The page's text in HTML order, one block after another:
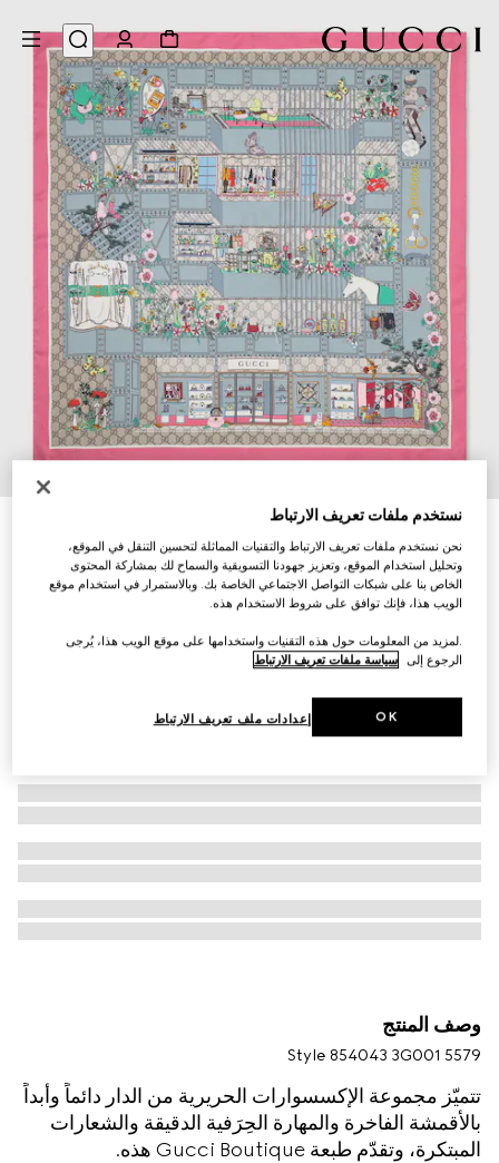
منديل جيب مربع من تويل الحرير مزيّن بطبعات
AED 1,600
وصف المنتج
Style ‎854043 3G001 5579
تتميّز مجموعة الإكسسوارات الحريرية من الدار دائماً وأبداً
بالأقمشة الفاخرة والمهارة الحِرَفية الدقيقة والشعارات
المبتكرة، وتقدّم طبعة Gucci Boutique هذه.
نستخدم ملفات تعريف الارتباط
نحن نستخدم ملفات تعريف الارتباط والتقنيات المماثلة لتحسين التنقل في الموقع،
وتحليل استخدام الموقع، وتعزيز جهودنا التسويقية والسماح لك بمشاركة المحتوى
الخاص بنا على شبكات التواصل الاجتماعي الخاصة بك. وبالاستمرار في استخدام موقع
الويب هذا، فإنك توافق على شروط الاستخدام هذه.
.لمزيد من المعلومات حول هذه التقنيات واستخدامها على موقع الويب هذا، يُرجى
الرجوع إلى سياسة ملفات تعريف الارتباط
إعدادات ملف تعريف الارتباط OK